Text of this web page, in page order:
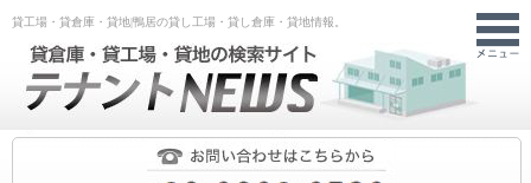
貸工場・貸倉庫・貸地|鴨居の貸し工場・貸し倉庫・貸地情報。